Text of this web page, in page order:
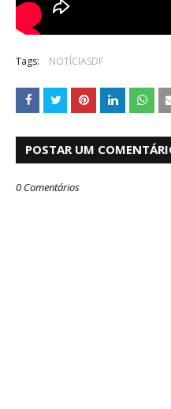
Tags: NOTÍCIASDF
POSTAR UM
0 Comentários